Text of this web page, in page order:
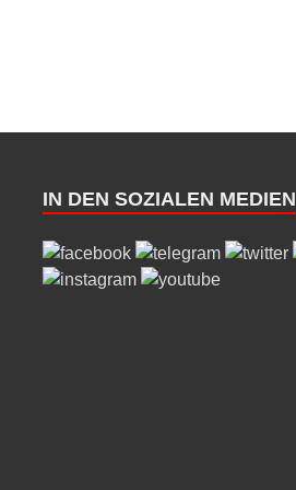
IN DEN SOZIALEN MEDIEN